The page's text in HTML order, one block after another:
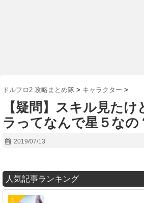
ドルフロ2 攻略まとめ隊 > キャラクター >
【疑問】スキル見た
ラってなんで星５なの
2019/07/13
人気記事ランキング